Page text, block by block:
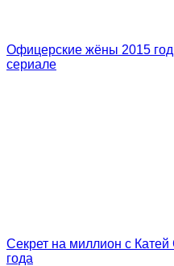
Офицерские жёны 2015
сериале
Секрет на миллион с
года